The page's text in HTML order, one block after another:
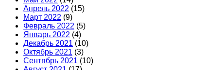
Апрель 2022 (15)
Март 2022 (9)
Февраль 2022 (5)
Январь 2022 (4)
Декабрь 2021 (10)
Октябрь 2021 (3)
Сентябрь 2021 (10)